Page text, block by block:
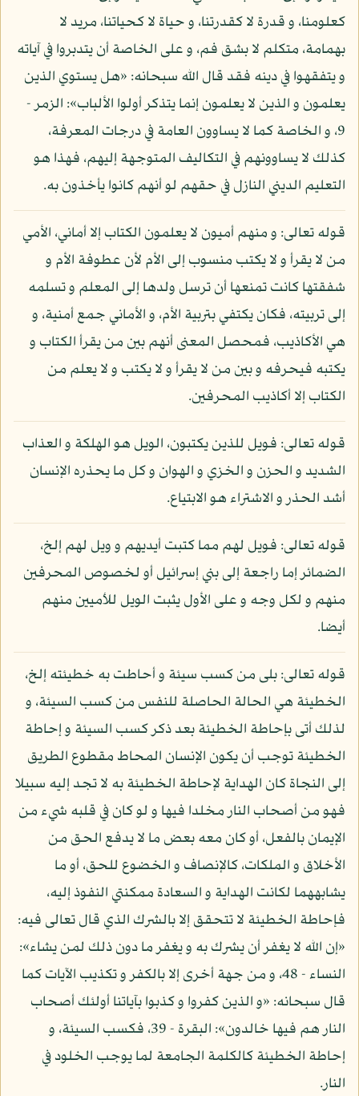
كعلومنا، و قدرة لا كقدرتنا، و حياة لا كحياتنا، مريد لا
بهمامة، متكلم لا بشق فم، و على الخاصة أن يتدبروا في آياته
و يتفقهوا في دينه فقد قال الله سبحانه: «هل يستوي الذين
يعلمون و الذين لا يعلمون إنما يتذكر أولوا الألباب»: الزمر -
9، و الخاصة كما لا يساوون العامة في درجات المعرفة،
كذلك لا يساوونهم في التكاليف المتوجهة إليهم، فهذا هو
التعليم الديني النازل في حقهم لو أنهم كانوا يأخذون به.
قوله تعالى: و منهم أميون لا يعلمون الكتاب إلا أماني، الأمي
من لا يقرأ و لا يكتب منسوب إلى الأم لأن عطوفة الأم و
شفقتها كانت تمنعها أن ترسل ولدها إلى المعلم و تسلمه
إلى تربيته، فكان يكتفي بتربية الأم، و الأماني جمع أمنية، و
هي الأكاذيب، فمحصل المعنى أنهم بين من يقرأ الكتاب و
يكتبه فيحرفه و بين من لا يقرأ و لا يكتب و لا يعلم من
الكتاب إلا أكاذيب المحرفين.
قوله تعالى: فويل للذين يكتبون، الويل هو الهلكة و العذاب
الشديد و الحزن و الخزي و الهوان و كل ما يحذره الإنسان
أشد الحذر و الاشتراء هو الابتياع.
قوله تعالى: فويل لهم مما كتبت أيديهم و ويل لهم إلخ،
الضمائر إما راجعة إلى بني إسرائيل أو لخصوص المحرفين
منهم و لكل وجه و على الأول يثبت الويل للأميين منهم
أيضا.
قوله تعالى: بلى من كسب سيئة و أحاطت به خطيئته إلخ،
الخطيئة هي الحالة الحاصلة للنفس من كسب السيئة، و
لذلك أتى بإحاطة الخطيئة بعد ذكر كسب السيئة و إحاطة
الخطيئة توجب أن يكون الإنسان المحاط مقطوع الطريق
إلى النجاة كان الهداية لإحاطة الخطيئة به لا تجد إليه سبيلا
فهو من أصحاب النار مخلدا فيها و لو كان في قلبه شيء من
الإيمان بالفعل، أو كان معه بعض ما لا يدفع الحق من
الأخلاق و الملكات، كالإنصاف و الخضوع للحق، أو ما
يشابههما لكانت الهداية و السعادة ممكنتي النفوذ إليه،
فإحاطة الخطيئة لا تتحقق إلا بالشرك الذي قال تعالى فيه:
«إن الله لا يغفر أن يشرك به و يغفر ما دون ذلك لمن يشاء»:
النساء - 48، و من جهة أخرى إلا بالكفر و تكذيب الآيات كما
قال سبحانه: «و الذين كفروا و كذبوا بآياتنا أولئك أصحاب
النار هم فيها خالدون»: البقرة - 39، فكسب السيئة، و
إحاطة الخطيئة كالكلمة الجامعة لما يوجب الخلود في
النار.